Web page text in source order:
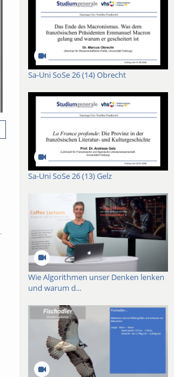
Sa-Uni SoSe 26 (14) Obrecht
Sa-Uni SoSe 26 (13) Gelz
Wie Algorithmen unser Denken lenken
und warum d...